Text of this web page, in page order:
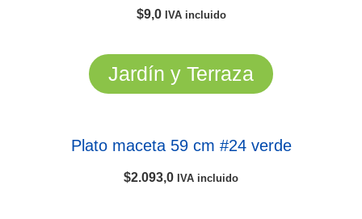
$9,0 IVA incluido
Jardín y Terraza
Plato maceta 59 cm #24 verde
$2.093,0 IVA incluido